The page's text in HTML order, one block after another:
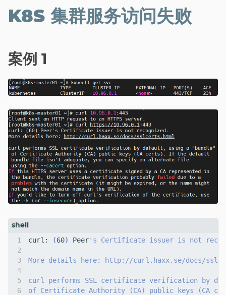
K8S 集群服务访问失败
案例 1
4
6
curl: (60) Peer